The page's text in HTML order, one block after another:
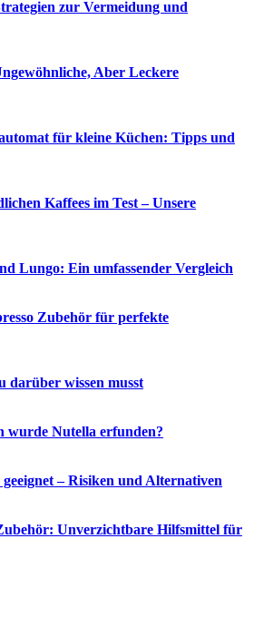
zur Vermeidung und
Aber Leckere
für kleine Küchen: Tipps und
Kaffees im Test – Unsere
Lungo: Ein umfassender Vergleich
Zubehör für perfekte
darüber wissen musst
Nutella erfunden?
– Risiken und Alternativen
Unverzichtbare Hilfsmittel für